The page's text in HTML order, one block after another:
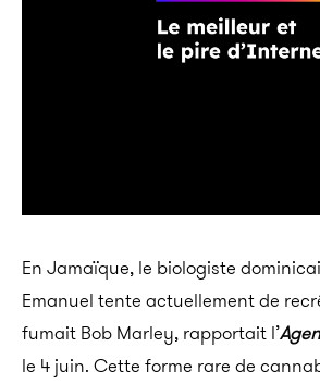
En Jamaïque, le biologiste
Emanuel tente actuellement de
fumait Bob Marley, rapportait l’
le 4 juin. Cette forme rare de